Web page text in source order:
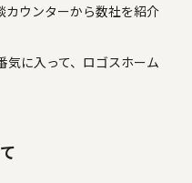
カウンターから数社を紹介
気に入って、ロゴスホーム